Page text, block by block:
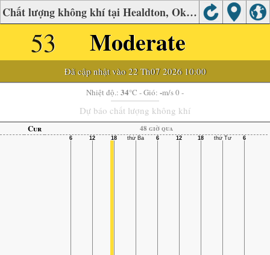
Chất lượng không khí tại Healdton, Oklahoma
53 Moderate
Đã cập nhật vào 22 Th07 2026 10:00
Nhiệt độ.: 34°C - Gió: -m/s 0 -
Dự báo chất lượng không khí
Cur 48 giờ qua